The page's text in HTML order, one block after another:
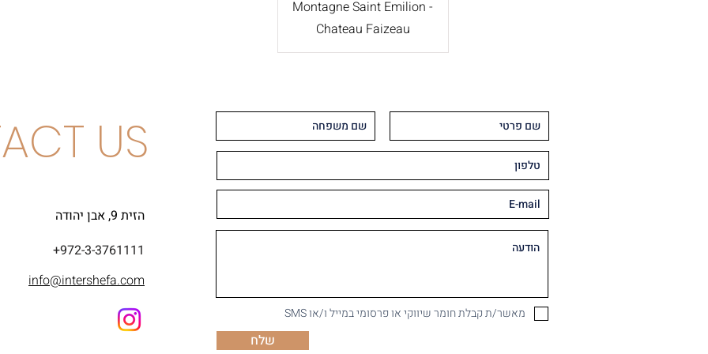
Montagne Saint Emilion -
Chateau Faizeau
US
הזית 9, אבן יהודה
+972-3-3761111
info@intershefa.com
מאשר/ת קבלת חומר שיווקי או פרסומי במייל ו/או SMS
שלח